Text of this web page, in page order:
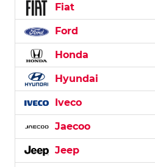
Fiat
Ford
Honda
Hyundai
Iveco
Jaecoo
Jeep